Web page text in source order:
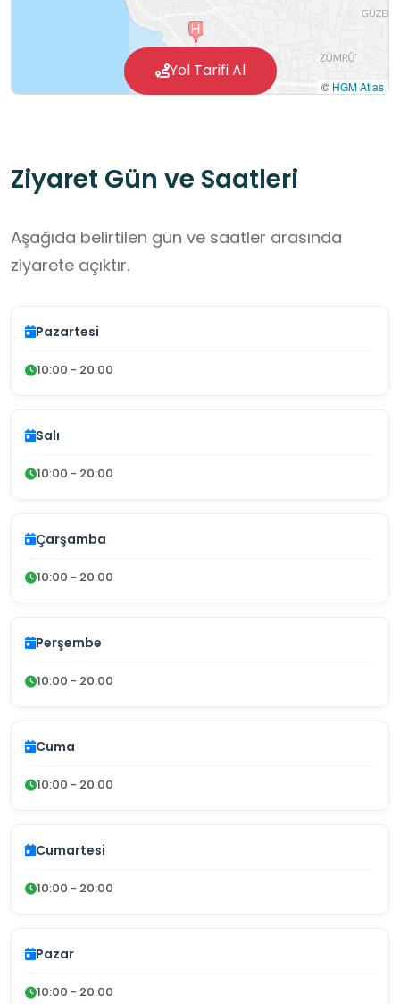
© HGM Atlas
Yol Tarifi Al
Ziyaret Gün ve Saatleri
Aşağıda belirtilen gün ve saatler arasında
ziyarete açıktır.
Pazartesi
10:00 - 20:00
Salı
10:00 - 20:00
Çarşamba
10:00 - 20:00
Perşembe
10:00 - 20:00
Cuma
10:00 - 20:00
Cumartesi
10:00 - 20:00
Pazar
10:00 - 20:00